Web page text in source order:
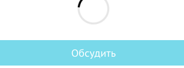
Обсудить